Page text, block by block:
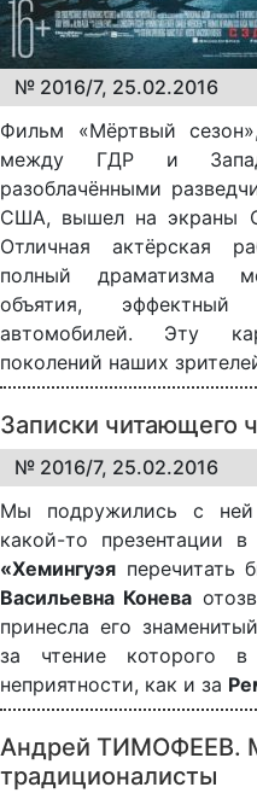
№ 2016/7, 25.02.2016
Фильм «Мёртвый
между ГДР и
разоблачёнными
США, вышел на экраны
Отличная актёрская
полный драматизма
объятия,
автомобилей. Эту
поколений наших
Записки читающего
№ 2016/7, 25.02.2016
Мы подружились с
какой-то презентации
«Хемингуэя перечитать
Васильевна Конева
принесла его
за чтение которого
неприятности, как и за
Андрей ТИМОФЕЕВ.
традиционалисты